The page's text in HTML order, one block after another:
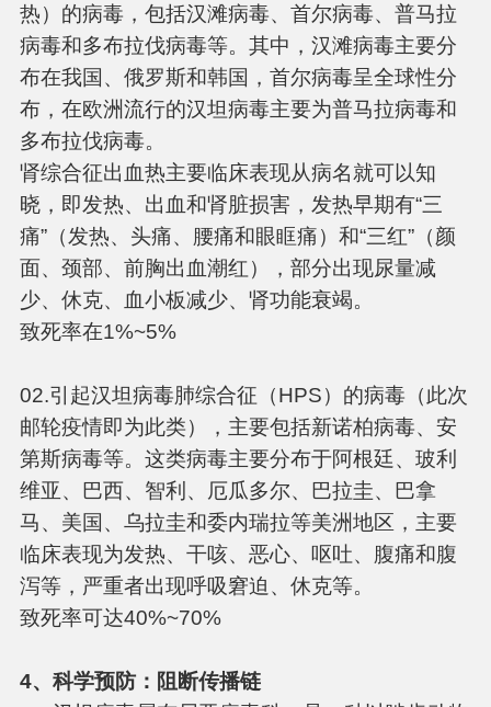
热）的病毒，包括汉滩病毒、首尔病毒、普马拉
病毒和多布拉伐病毒等。其中，汉滩病毒主要分
布在我国、俄罗斯和韩国，首尔病毒呈全球性分
布，在欧洲流行的汉坦病毒主要为普马拉病毒和
多布拉伐病毒。
肾综合征出血热主要临床表现从病名就可以知
晓，即发热、出血和肾脏损害，发热早期有“三
痛”（发热、头痛、腰痛和眼眶痛）和“三红”（颜
面、颈部、前胸出血潮红），部分出现尿量减
少、休克、血小板减少、肾功能衰竭。
致死率在1%~5%
02.引起汉坦病毒肺综合征（HPS）的病毒（此次
邮轮疫情即为此类），主要包括新诺柏病毒、安
第斯病毒等。这类病毒主要分布于阿根廷、玻利
维亚、巴西、智利、厄瓜多尔、巴拉圭、巴拿
马、美国、乌拉圭和委内瑞拉等美洲地区，主要
临床表现为发热、干咳、恶心、呕吐、腹痛和腹
泻等，严重者出现呼吸窘迫、休克等。
致死率可达40%~70%
4、科学预防：阻断传播链